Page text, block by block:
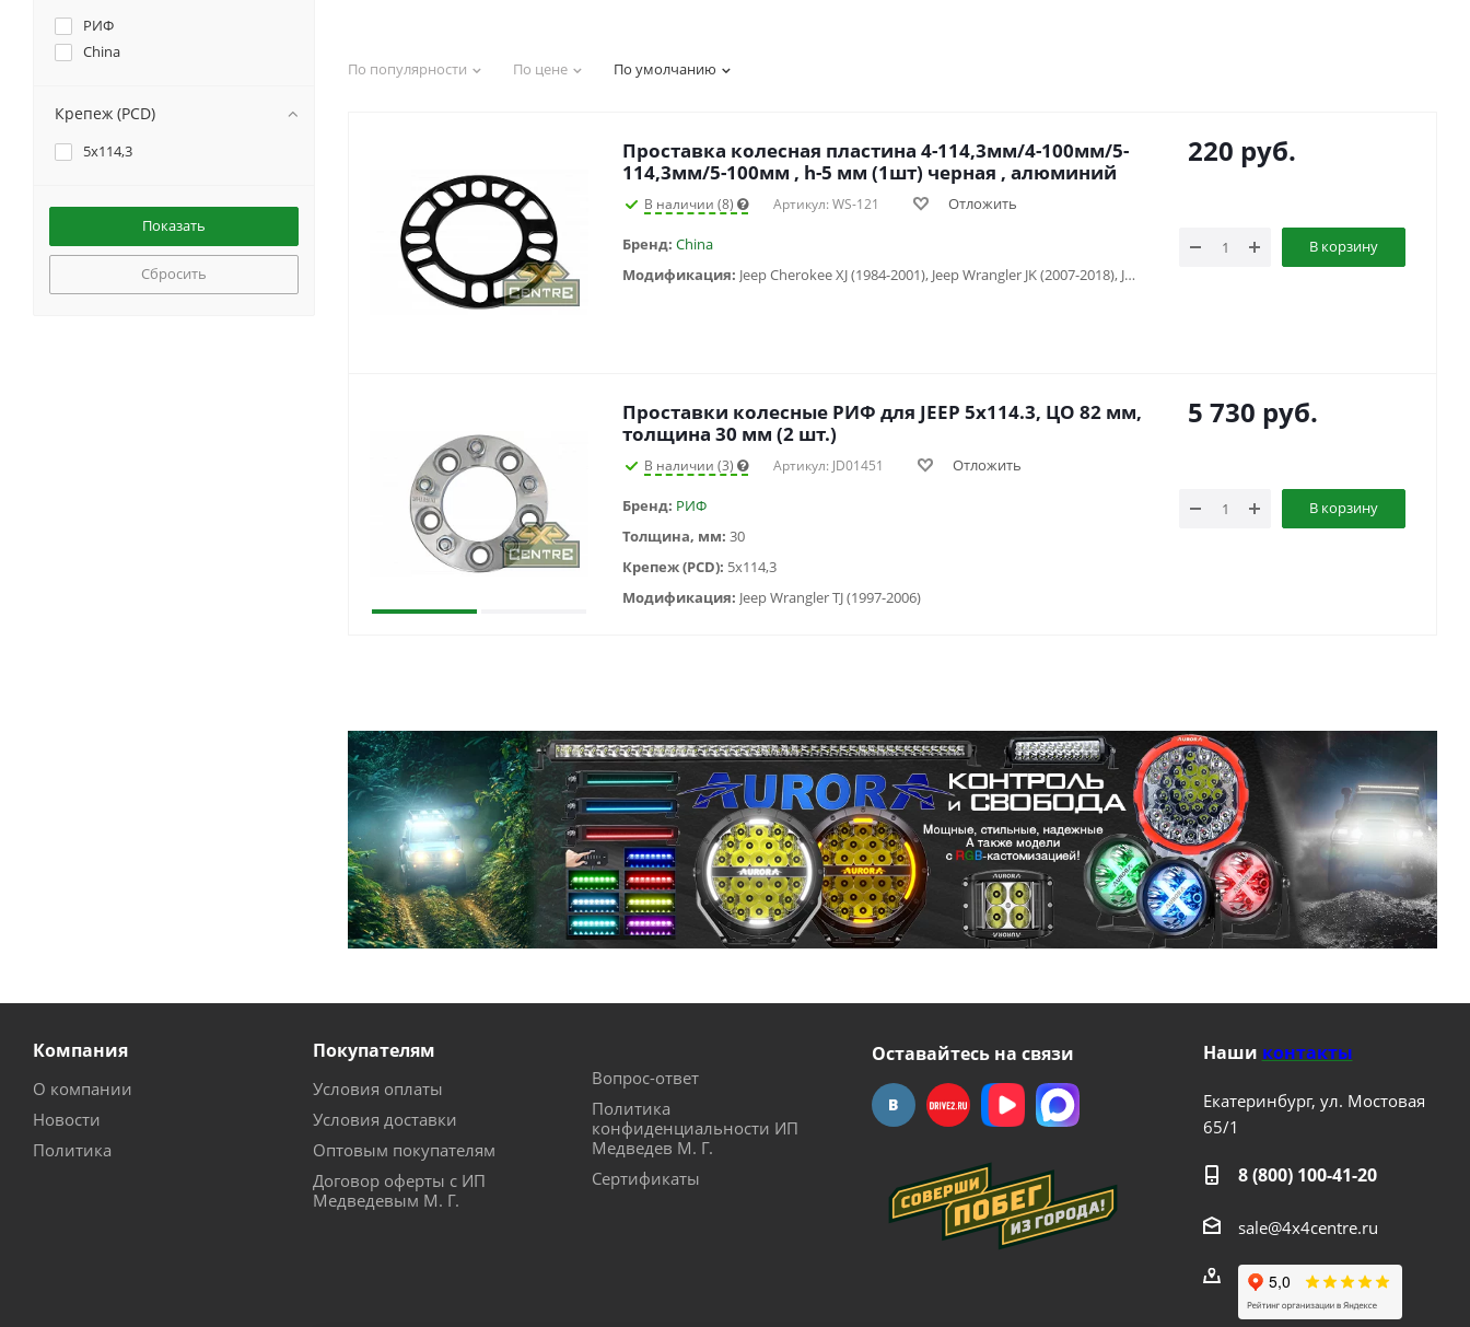
По популярности По цене По умолчанию
Проставка колесная пластина 4-114,3мм/4-100мм/5-
114,3мм/5-100мм , h-5 мм (1шт) черная , алюминий
В наличии (8) Артикул: WS-121 Отложить
Бренд: China
Модификация:
Jeep Cherokee XJ (1984-2001), Jeep Wrangler JK (2007-2018), Jeep Wrangler TJ (1997-2006), Jeep Wrangler YJ (1987-1996)
220 руб.
В корзину
Проставки колесные РИФ для JEEP 5x114.3, ЦО 82 мм,
толщина 30 мм (2 шт.)
В наличии (3) Артикул: JD01451 Отложить
Бренд: РИФ
Толщина, мм: 30
Крепеж (PCD): 5x114,3
Модификация: Jeep Wrangler TJ (1997-2006)
5 730 руб.
В корзину
РИФ
China
Крепеж (PCD)
5x114,3
Сбросить
Компания
О компании
Новости
Политика
Покупателям
Условия оплаты
Условия доставки
Оптовым покупателям
Договор оферты с ИП
Медведевым М. Г.
Вопрос-ответ
Политика
конфиденциальности ИП
Медведев М. Г.
Сертификаты
Оставайтесь на связи Наши контакты
Екатеринбург, ул. Мостовая
65/1
8 (800) 100-41-20
sale@4x4centre.ru